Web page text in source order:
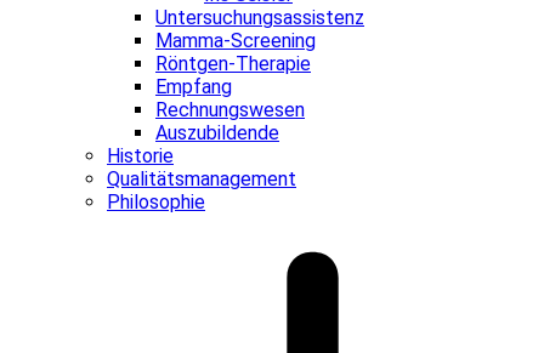
Untersuchungsassistenz
Mamma-Screening
Röntgen-Therapie
Empfang
Rechnungswesen
Auszubildende
Historie
Qualitätsmanagement
Philosophie